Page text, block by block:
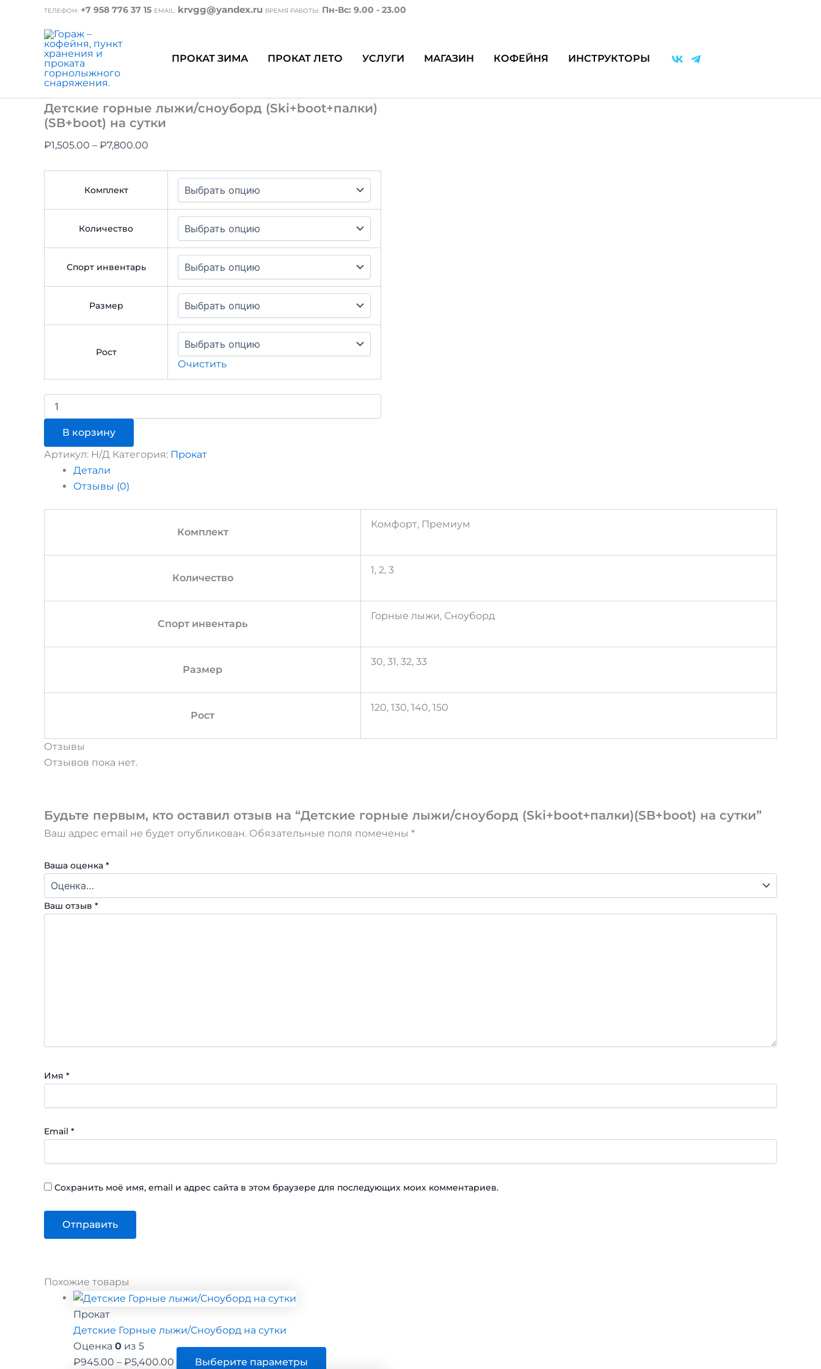
Перейти
содержимому
ТЕЛЕФОН: +7 958 776 37 15 EMAIL: krvgg@yandex.ru ВРЕМЯ РАБОТЫ: Пн-Вс: 9.00 - 23.00
ПРОКАТ ЗИМА ПРОКАТ ЛЕТО УСЛУГИ МАГАЗИН КОФЕЙНЯ ИНСТРУКТОРЫ
Главная/ Прокат
/ Детские горные лыжи/сноуборд
(Ski+boot+палки)(SB+boot) на сутки
Детские горные лыжи/сноуборд (Ski+boot+палки)
(SB+boot) на сутки
₽1,505.00 – ₽7,800.00
₽1,505.00
₽7,800.00
Комплект
Количество
Спорт инвентарь
Размер
Рост
Очистить
Количество
товара
Детские
горные
лыжи/
сноуборд
(Ski+boot+палки)
(SB+boot)
сутки
В корзину
Артикул: Н/Д Категория: Прокат
Детали
Отзывы (0)
Комплект
Комфорт, Премиум
Количество
1, 2, 3
Спорт инвентарь
Горные лыжи, Сноуборд
Размер
30, 31, 32, 33
Рост
120, 130, 140, 150
Отзывы
Отзывов пока нет.
Будьте первым, кто оставил отзыв на “Детские горные лыжи/сноуборд (Ski+boot+палки)(SB+boot) на сутки”
Ваш адрес email не будет опубликован. Обязательные поля помечены *
Ваша оценка *
Ваш отзыв *
Имя *
Email *
Сохранить моё имя, email и адрес сайта в этом браузере для последующих моих комментариев.
Похожие товары
Прокат
Детские Горные лыжи/Сноуборд на сутки
Оценка 0 из 5
₽945.00 – ₽5,400.00 Диапазон
Выберите параметры